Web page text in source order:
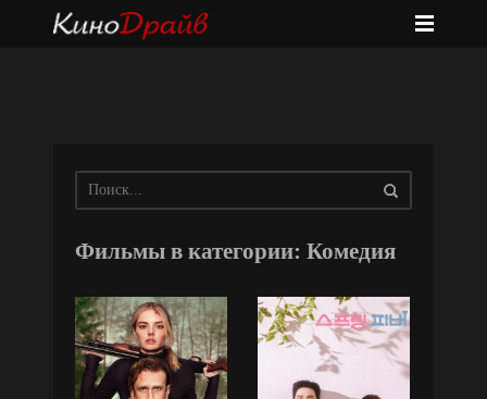
Фильмы в категории: Комедия